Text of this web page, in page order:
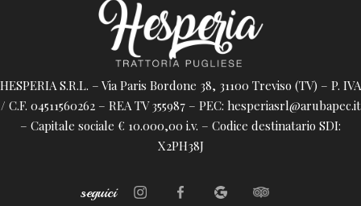
HESPERIA S.R.L. – Via Paris Bordone 38, 31100 Treviso (TV) – P. IVA
/ C.F. 04511560262 – REA TV 355987 – PEC: hesperiasrl@arubapec.it
– Capitale sociale € 10.000,00 i.v. – Codice destinatario SDI:
X2PH38J
seguici